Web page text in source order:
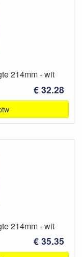
214mm - wit
€ 32.28
214mm - wit
€ 35.35